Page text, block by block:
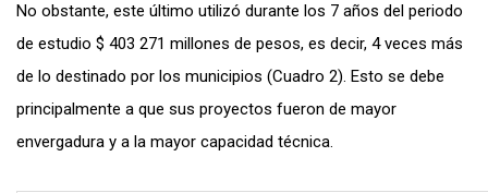
No obstante, este último utilizó durante los 7 años del periodo
de estudio $ 403 271 millones de pesos, es decir, 4 veces más
de lo destinado por los municipios (Cuadro 2). Esto se debe
principalmente a que sus proyectos fueron de mayor
envergadura y a la mayor capacidad técnica.